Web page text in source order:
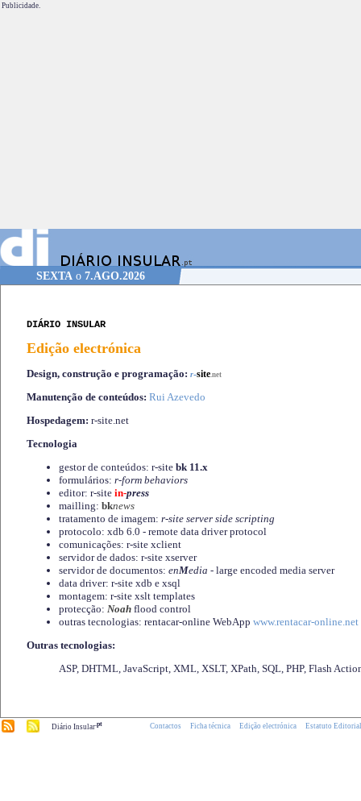
Publicidade.
SEXTA o 7.AGO.2026
DIÁRIO INSULAR
Edição electrónica
Design, construção e programação: r-site.net
Manutenção de conteúdos: Rui Azevedo
Hospedagem: r-site.net
Tecnologia
gestor de conteúdos: r-site bk 11.x
formulários: r-form behaviors
editor: r-site in-press
mailling: bknews
tratamento de imagem: r-site server side scripting
protocolo: xdb 6.0 - remote data driver protocol
comunicações: r-site xclient
servidor de dados: r-site xserver
servidor de documentos: enMedia - large encoded media server
data driver: r-site xdb e xsql
montagem: r-site xslt templates
protecção: Noah flood control
outras tecnologias: rentacar-online WebApp www.rentacar-online.net
Outras tecnologias:
ASP, DHTML, JavaScript, XML, XSLT, XPath, SQL, PHP, Flash
Diário Insular.pt Contactos Ficha técnica Edição electrónica Estatuto Editorial